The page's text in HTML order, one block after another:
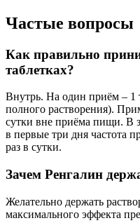
Частые вопросы
Как правильно
таблетках?
Внутрь. На один приём – 1
полного растворения).
сутки вне приёма пищи. В
в первые три дня частота
раз в сутки.
Зачем Ренгалин
Желательно держать
максимального эффекта